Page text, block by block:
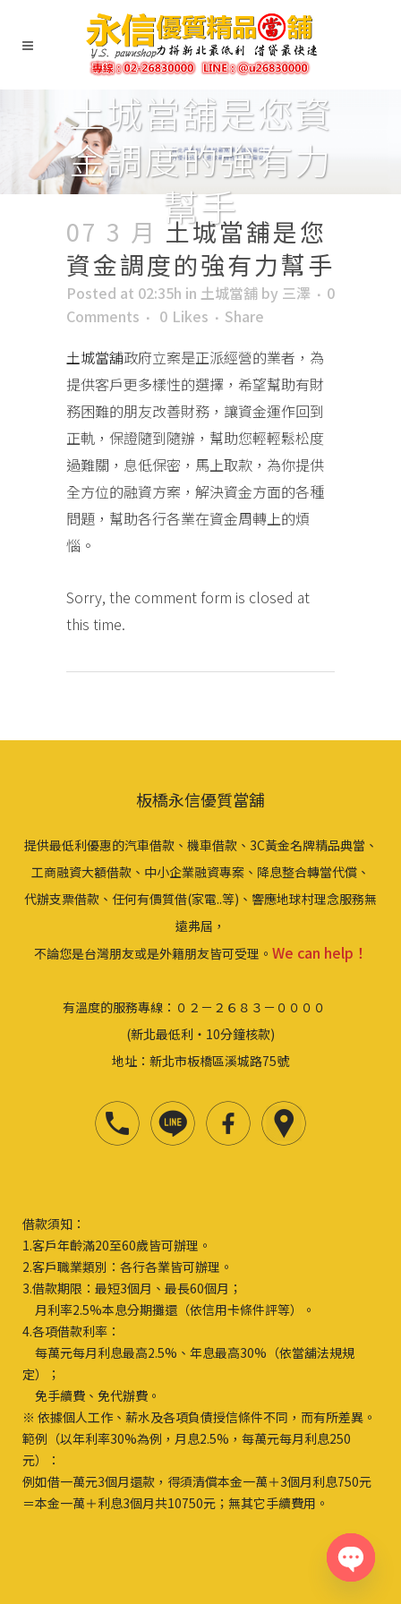
土城當舖是您資
金調度的強有力
幫手
07 3 月 土城當舖是您
資金調度的強有力幫手
Posted at 02:35h in 土城當舖 by 三澤
0
Comments
0 Likes
Share
土城當舖政府立案是正派經營的業者，為
提供客戶更多樣性的選擇，希望幫助有財
務困難的朋友改善財務，讓資金運作回到
正軌，保證隨到隨辦，幫助您輕輕鬆松度
過難關，息低保密，馬上取款，為你提供
全方位的融資方案，解決資金方面的各種
問題，幫助各行各業在資金周轉上的煩
惱。
Sorry, the comment form is closed at
this time.
板橋永信優質當舖
提供最低利優惠的汽車借款、機車借款、3C黃金名牌精品典當、
工商融資大額借款、中小企業融資專案、降息整合轉當代償、
代辦支票借款、任何有價質借(家電..等)、響應地球村理念服務無
遠弗屆，
不論您是台灣朋友或是外籍朋友皆可受理。 We can help！
有溫度的服務專線：０２－２６８３－００００
(新北最低利‧10分鐘核款)
地址：新北市板橋區溪城路75號
借款須知：
1.客戶年齡滿20至60歲皆可辦理。
2.客戶職業類別：各行各業皆可辦理。
3.借款期限：最短3個月、最長60個月；
月利率2.5%本息分期攤還（依信用卡條件評等）。
4.各項借款利率：
每萬元每月利息最高2.5%、年息最高30%（依當舖法規規
定）；
免手續費、免代辦費。
※ 依據個人工作、薪水及各項負債授信條件不同，而有所差異。
範例（以年利率30%為例，月息2.5%，每萬元每月利息250
元）：
例如借一萬元3個月還款，得須清償本金一萬＋3個月利息750元
＝本金一萬＋利息3個月共10750元；無其它手續費用。